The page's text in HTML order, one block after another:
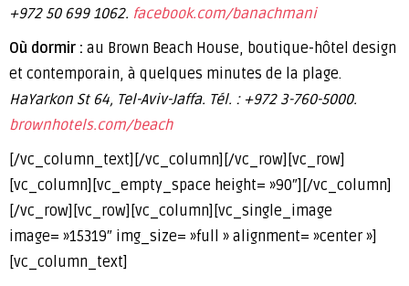
+972 50 699 1062. facebook.com/banachmani
Où dormir : au Brown Beach House, boutique-hôtel design
et contemporain, à quelques minutes de la plage.
HaYarkon St 64, Tel-Aviv-Jaffa. Tél. : +972 3-760-5000.
brownhotels.com/beach
[/vc_column_text][/vc_column][/vc_row][vc_row]
[vc_column][vc_empty_space height= »90″][/vc_column]
[/vc_row][vc_row][vc_column][vc_single_image
image= »15319″ img_size= »full » alignment= »center »]
[vc_column_text]